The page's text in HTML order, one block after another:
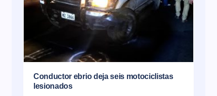
Conductor ebrio deja seis motociclistas
lesionados